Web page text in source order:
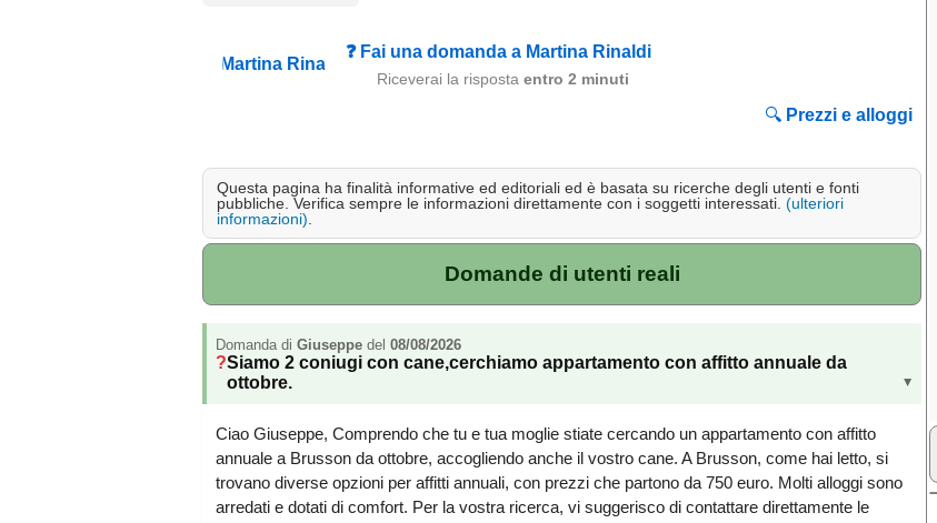
❓ Fai una domanda a Martina Rinaldi
Riceverai la risposta entro 2 minuti
🔍 Prezzi e alloggi
Questa pagina ha finalità informative ed editoriali ed è basata su ricerche degli utenti e fonti
pubbliche. Verifica sempre le informazioni direttamente con i soggetti interessati. (ulteriori
informazioni)
Domande di utenti reali
Domanda di Giuseppe del 08/08/2026
Siamo 2 coniugi con cane,cerchiamo appartamento con affitto annuale da
ottobre.
▸
Ciao Giuseppe, Comprendo che tu e tua moglie stiate cercando un appartamento con affitto
annuale a Brusson da ottobre, accogliendo anche il vostro cane. A Brusson, come hai letto, si
trovano diverse opzioni per affitti annuali, con prezzi che partono da 750 euro. Molti alloggi sono
arredati e dotati di comfort. Per la vostra ricerca, vi suggerisco di contattare direttamente le